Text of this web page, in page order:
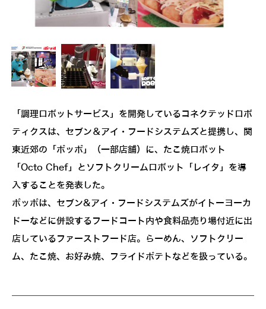
「調理ロボットサービス」を開発しているコネクテッドロボ
ティクスは、セブン＆アイ・フードシステムズと提携し、関
東近郊の「ポッポ」（一部店舗）に、たこ焼ロボット
「Octo Chef」とソフトクリームロボット「レイタ」を導
入することを発表した。
ポッポは、セブン&アイ・フードシステムズがイトーヨーカ
ドーなどに併設するフードコート内や食料品売り場付近に出
店しているファーストフード店。らーめん、ソフトクリー
ム、たこ焼、お好み焼、フライドポテトなどを扱っている。